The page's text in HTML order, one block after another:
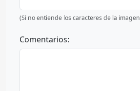
(Si no entiende los caracteres de la imagen
Comentarios: